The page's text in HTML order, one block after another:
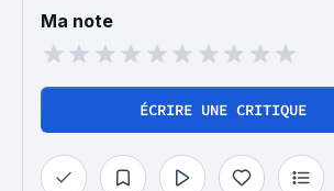
Ma note
ÉCRIRE UNE CRITIQUE